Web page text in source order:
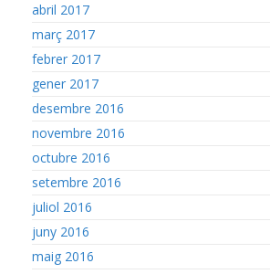
abril 2017
març 2017
febrer 2017
gener 2017
desembre 2016
novembre 2016
octubre 2016
setembre 2016
juliol 2016
juny 2016
maig 2016